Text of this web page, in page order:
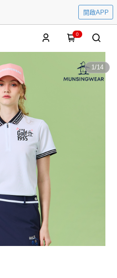
開啟APP
0
1/14